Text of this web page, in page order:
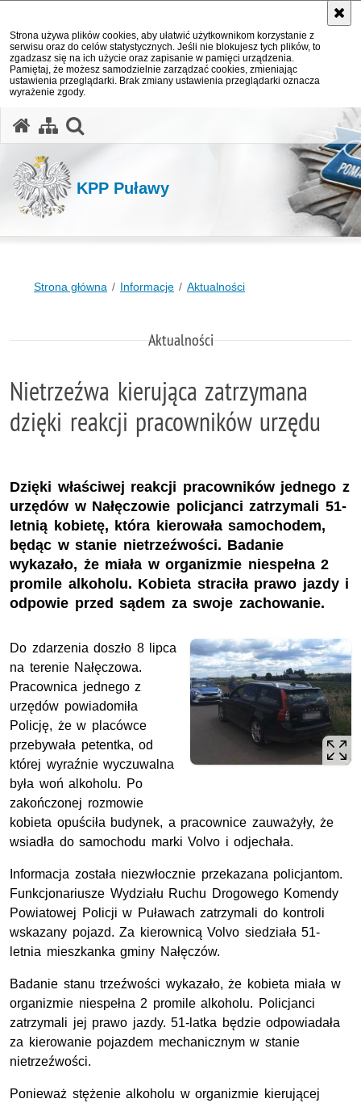
Strona używa plików cookies, aby ułatwić użytkownikom korzystanie z
serwisu oraz do celów statystycznych. Jeśli nie blokujesz tych plików, to
zgadzasz się na ich użycie oraz zapisanie w pamięci urządzenia.
Pamiętaj, że możesz samodzielnie zarządzać cookies, zmieniając
ustawienia przeglądarki. Brak zmiany ustawienia przeglądarki oznacza
wyrażenie zgody.
KPP Puławy
Strona główna Informacje Aktualności
Aktualności
Nietrzeźwa kierująca zatrzymana
dzięki reakcji pracowników urzędu
Dzięki właściwej reakcji pracowników jednego z
urzędów w Nałęczowie policjanci zatrzymali 51-
letnią kobietę, która kierowała samochodem,
będąc w stanie nietrzeźwości. Badanie
wykazało, że miała w organizmie niespełna 2
promile alkoholu. Kobieta straciła prawo jazdy i
odpowie przed sądem za swoje zachowanie.
Do zdarzenia doszło 8 lipca
na terenie Nałęczowa.
Pracownica jednego z
urzędów powiadomiła
Policję, że w placówce
przebywała petentka, od
której wyraźnie wyczuwalna
była woń alkoholu. Po
zakończonej rozmowie
kobieta opuściła budynek, a pracownice zauważyły, że
wsiadła do samochodu marki Volvo i odjechała.
Informacja została niezwłocznie przekazana policjantom.
Funkcjonariusze Wydziału Ruchu Drogowego Komendy
Powiatowej Policji w Puławach zatrzymali do kontroli
wskazany pojazd. Za kierownicą Volvo siedziała 51-
letnia mieszkanka gminy Nałęczów.
Badanie stanu trzeźwości wykazało, że kobieta miała w
organizmie niespełna 2 promile alkoholu. Policjanci
zatrzymali jej prawo jazdy. 51-latka będzie odpowiadała
za kierowanie pojazdem mechanicznym w stanie
nietrzeźwości.
Ponieważ stężenie alkoholu w organizmie kierującej